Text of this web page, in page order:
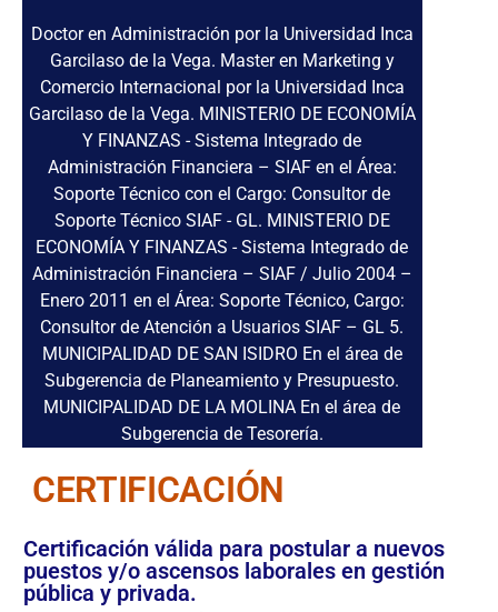
Doctor en Administración por la Universidad Inca
Garcilaso de la Vega. Master en Marketing y
Comercio Internacional por la Universidad Inca
Garcilaso de la Vega. MINISTERIO DE ECONOMÍA
Y FINANZAS - Sistema Integrado de
Administración Financiera – SIAF en el Área:
Soporte Técnico con el Cargo: Consultor de
Soporte Técnico SIAF - GL. MINISTERIO DE
ECONOMÍA Y FINANZAS - Sistema Integrado de
Administración Financiera – SIAF / Julio 2004 –
Enero 2011 en el Área: Soporte Técnico, Cargo:
Consultor de Atención a Usuarios SIAF – GL 5.
MUNICIPALIDAD DE SAN ISIDRO En el área de
Subgerencia de Planeamiento y Presupuesto.
MUNICIPALIDAD DE LA MOLINA En el área de
Subgerencia de Tesorería.
CERTIFICACIÓN
Certificación válida para postular a nuevos
puestos y/o ascensos laborales en gestión
pública y privada.